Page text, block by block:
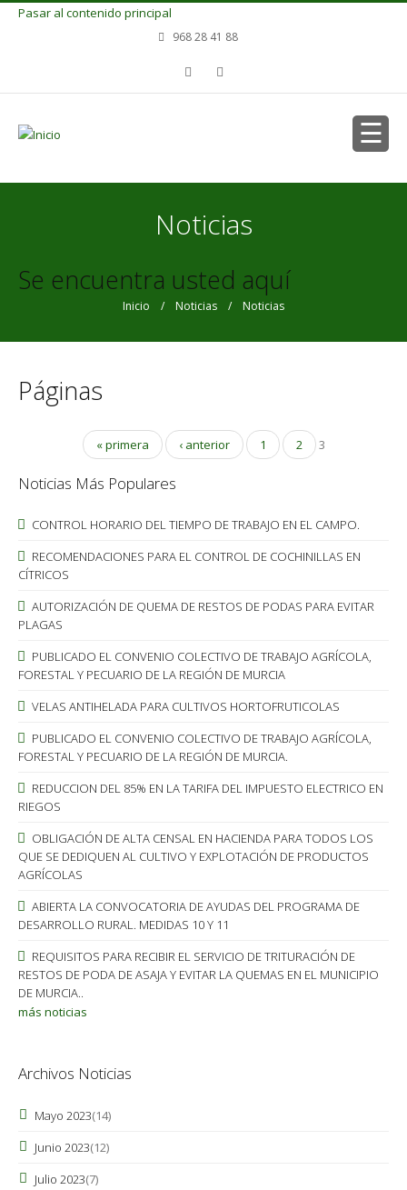
Pasar al contenido principal
968 28 41 88
Noticias
Se encuentra usted aquí
Inicio / Noticias / Noticias
Páginas
« primera ‹ anterior 1 2 3
Noticias Más Populares
CONTROL HORARIO DEL TIEMPO DE TRABAJO EN EL CAMPO.
RECOMENDACIONES PARA EL CONTROL DE COCHINILLAS EN
CÍTRICOS
AUTORIZACIÓN DE QUEMA DE RESTOS DE PODAS PARA EVITAR
PLAGAS
PUBLICADO EL CONVENIO COLECTIVO DE TRABAJO AGRÍCOLA,
FORESTAL Y PECUARIO DE LA REGIÓN DE MURCIA
VELAS ANTIHELADA PARA CULTIVOS HORTOFRUTICOLAS
PUBLICADO EL CONVENIO COLECTIVO DE TRABAJO AGRÍCOLA,
FORESTAL Y PECUARIO DE LA REGIÓN DE MURCIA.
REDUCCION DEL 85% EN LA TARIFA DEL IMPUESTO ELECTRICO EN
RIEGOS
OBLIGACIÓN DE ALTA CENSAL EN HACIENDA PARA TODOS LOS
QUE SE DEDIQUEN AL CULTIVO Y EXPLOTACIÓN DE PRODUCTOS
AGRÍCOLAS
ABIERTA LA CONVOCATORIA DE AYUDAS DEL PROGRAMA DE
DESARROLLO RURAL. MEDIDAS 10 Y 11
REQUISITOS PARA RECIBIR EL SERVICIO DE TRITURACIÓN DE
RESTOS DE PODA DE ASAJA Y EVITAR LA QUEMAS EN EL MUNICIPIO
DE MURCIA..
más noticias
Archivos Noticias
Mayo 2023(14)
Junio 2023(12)
Julio 2023(7)